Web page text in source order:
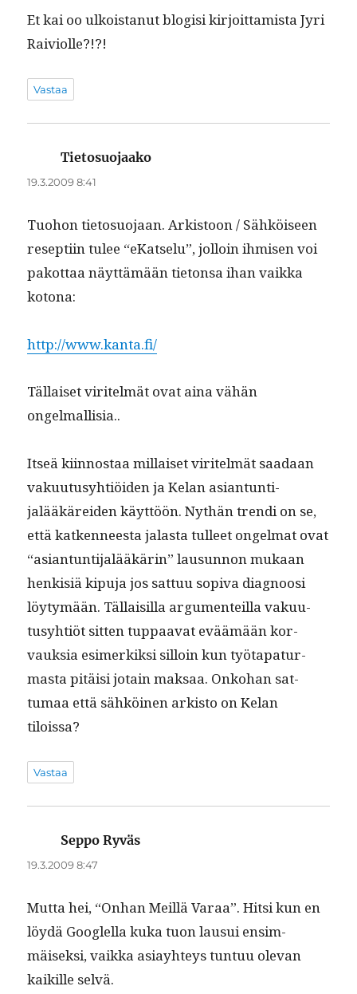
Et kai oo ulkois­tanut blo­gisi kir­joit­tamista Jyri
Raiviolle?!?!
Vastaa
Tietosuojaako
19.3.2009 8:41
Tuo­hon tieto­suo­jaan. Ark­istoon / Sähköiseen
resep­ti­in tulee “eKat­selu”, jol­loin ihmisen voi
pakot­taa näyt­tämään tieton­sa ihan vaik­ka
kotona:
http://www.kanta.fi/
Täl­laiset viritelmät ovat aina vähän
ongelmallisia..
Itseä kiin­nos­taa mil­laiset viritelmät saadaan
vaku­u­tusy­htiöi­den ja Kelan asiantun­ti­
jalääkärei­den käyt­töön. Nythän tren­di on se,
että katken­neesta jalas­ta tulleet ongel­mat ovat
“asiantun­ti­jalääkärin” lausun­non mukaan
henkisiä kipu­ja jos sat­tuu sopi­va diag­noosi
löy­tymään. Täl­laisil­la argu­menteil­la vaku­u­
tusy­htiöt sit­ten tup­paa­vat eväämään kor­
vauk­sia esimerkik­si sil­loin kun työ­ta­p­atur­
mas­ta pitäisi jotain mak­saa. Onko­han sat­
tumaa että sähköi­nen ark­isto on Kelan
tiloissa?
Vastaa
Seppo Ryväs
19.3.2009 8:47
Mut­ta hei, “Onhan Meil­lä Varaa”. Hit­si kun en
löy­dä Googlel­la kuka tuon lausui ensim­
mäisek­si, vaik­ka asi­ay­hteys tun­tuu ole­van
kaikille selvä.